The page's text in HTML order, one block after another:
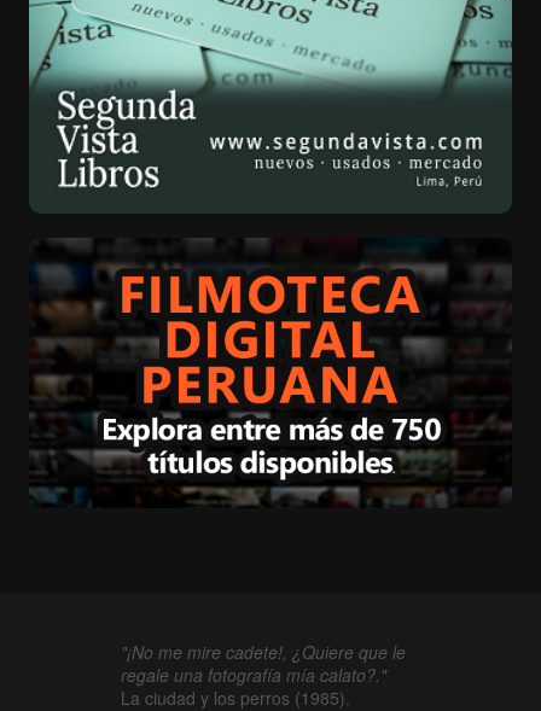
"¡No me mire cadete!, ¿Quiere que le
regale una fotografía mía calato?."
La ciudad y los perros (1985).